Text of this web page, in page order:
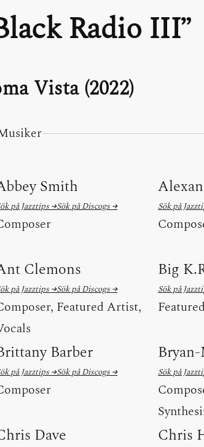
Radio III
Vista (2022)
Smith
på Jazztips →Sök på Discogs → Sök på
Clemons
på Jazztips →Sök på Discogs →
Featured Artist,
Big
Sök på
Barber
på Jazztips →Sök på Discogs → Sök på
Dave Chris